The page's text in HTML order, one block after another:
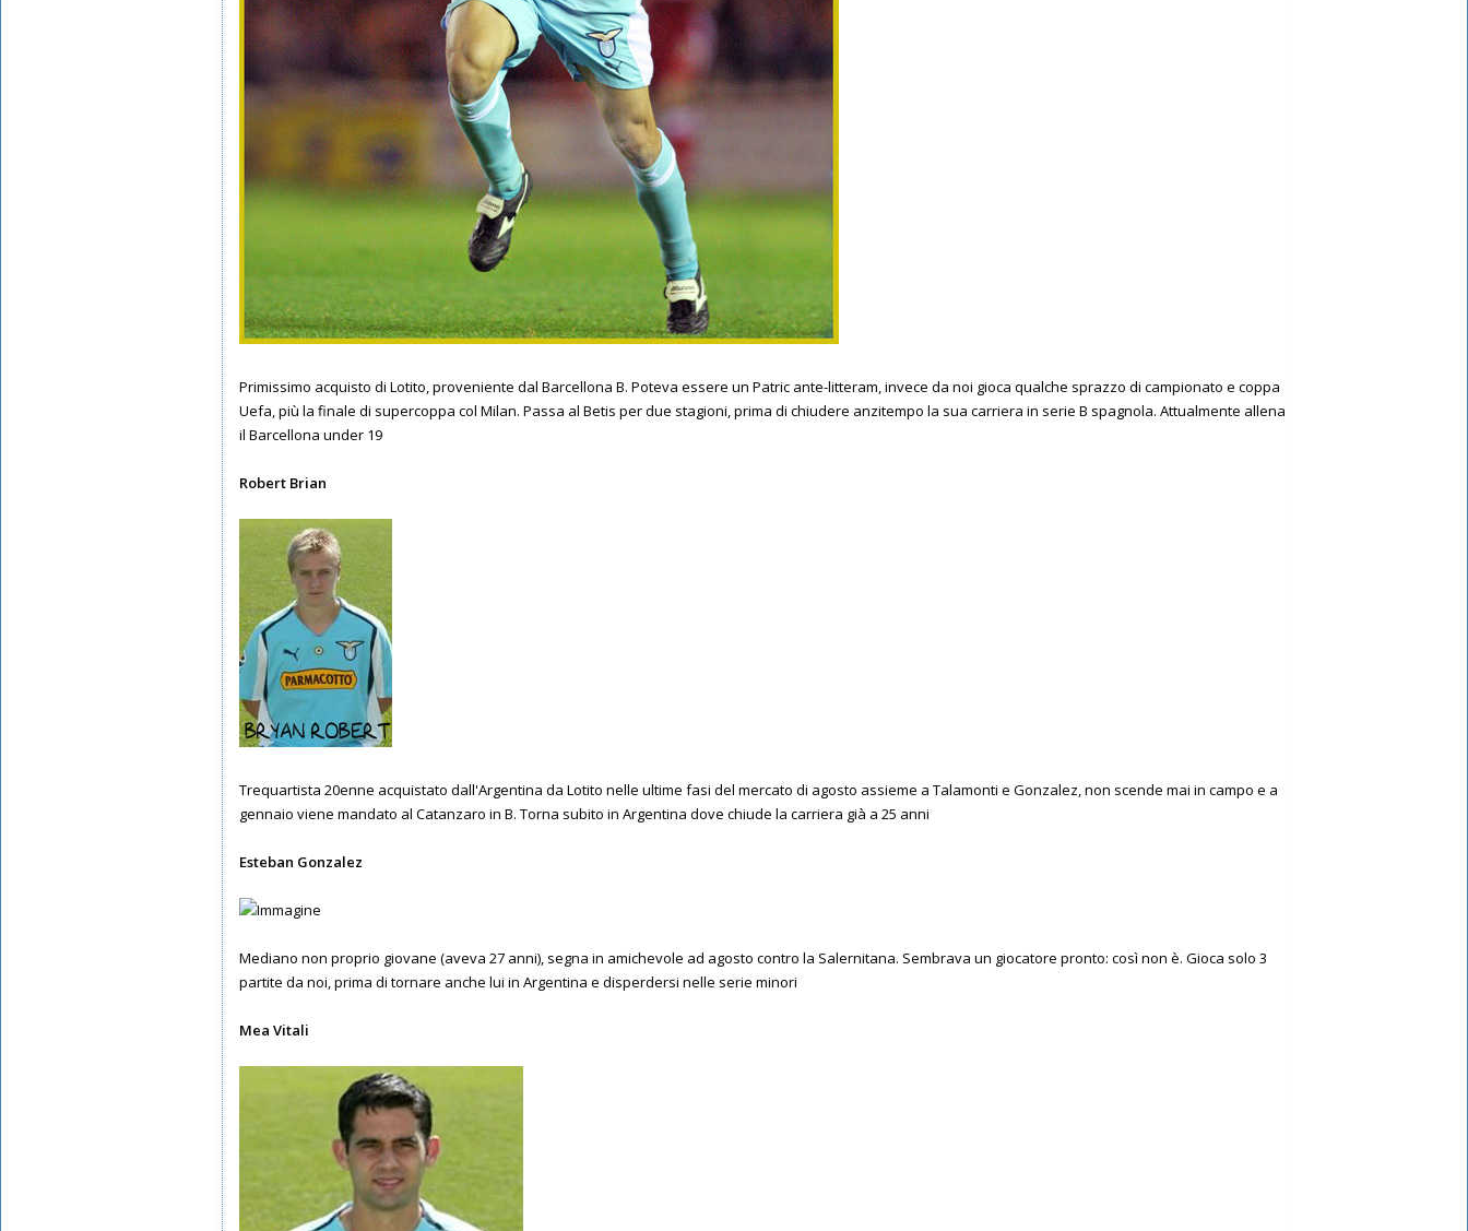
Primissimo acquisto di Lotito, proveniente dal Barcellona B. Poteva essere un Patric ante-litteram, invece da noi gioca qualche sprazzo di campionato e coppa
Uefa, più la finale di supercoppa col Milan. Passa al Betis per due stagioni, prima di chiudere anzitempo la sua carriera in serie B spagnola. Attualmente allena
il Barcellona under 19
Robert Brian
Trequartista 20enne acquistato dall'Argentina da Lotito nelle ultime fasi del mercato di agosto assieme a Talamonti e Gonzalez, non scende mai in campo e a
gennaio viene mandato al Catanzaro in B. Torna subito in Argentina dove chiude la carriera già a 25 anni
Esteban Gonzalez
Mediano non proprio giovane (aveva 27 anni), segna in amichevole ad agosto contro la Salernitana. Sembrava un giocatore pronto: così non è. Gioca solo 3
partite da noi, prima di tornare anche lui in Argentina e disperdersi nelle serie minori
Mea Vitali